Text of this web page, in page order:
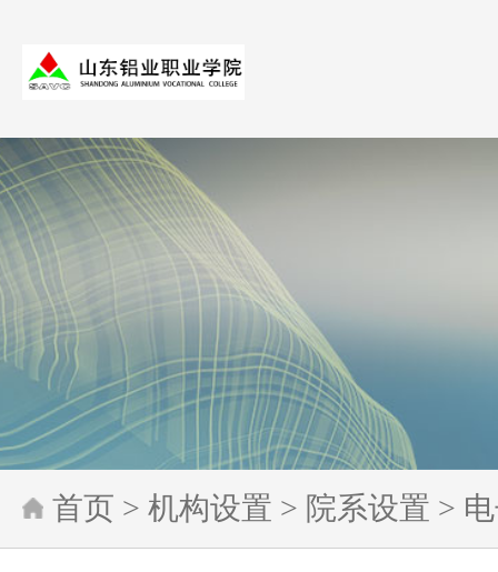
首页 > 机构设置 > 院系设置 >